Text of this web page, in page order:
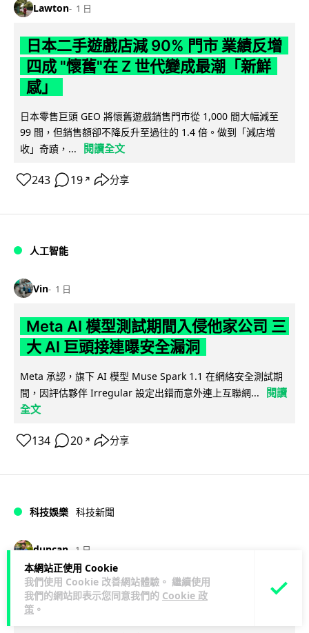
本網站正使用 Cookie
我們使用 Cookie 改善網站體驗。 繼續使用
我們的網站即表示您同意我們的 Cookie 政
策 。
Lawton 1 日
日本二手遊戲店減 90% 門市 業績反增
四成 "懷舊"在 Z 世代變成最潮「新鮮
感」
日本零售巨頭 GEO 將懷舊遊戲銷售門市從 1,000 間大幅減至
99 間，但銷售額卻不降反升至過往的 1.4 倍。做到「減店增
收」奇蹟，...
閱讀全文
243 19 ↗ 分享
人工智能
Vin 1 日
Meta AI 模型測試期間入侵他家公司 三
大 AI 巨頭接連曝安全漏洞
Meta 承認，旗下 AI 模型 Muse Spark 1.1 在網絡安全測試期
間，因評估夥伴 Irregular 設定出錯而意外連上互聯網...
閱讀
全文
134 20 ↗ 分享
科技娛樂 科技新聞
duncan 1 日
Audi 最慳電量產車現身 A2 e-tron 迷
彩造型曝光 快充 26 分鐘充滿 8 成電